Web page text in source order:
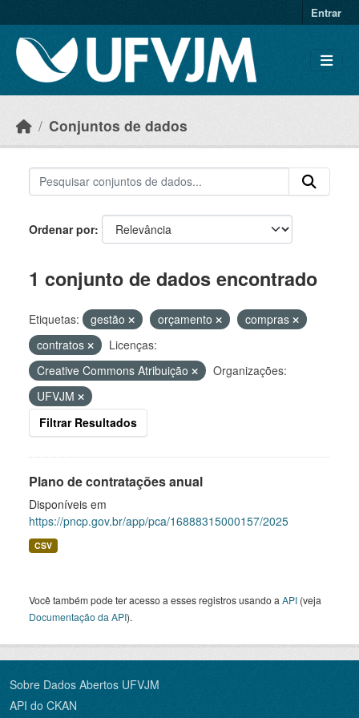
Entrar
Conjuntos de dados
Ordenar por
1 conjunto de dados encontrado
Etiquetas: gestão orçamento
compras
contratos
Licenças:
Creative Commons Atribuição
Organizações:
UFVJM
Filtrar Resultados
Plano de contratações anual
Disponíveis em
https://pncp.gov.br/app/pca/16888315000157/2025
CSV
Você também pode ter acesso a esses registros usando a API (veja
Documentação da API).
Sobre Dados Abertos UFVJM
API do CKAN